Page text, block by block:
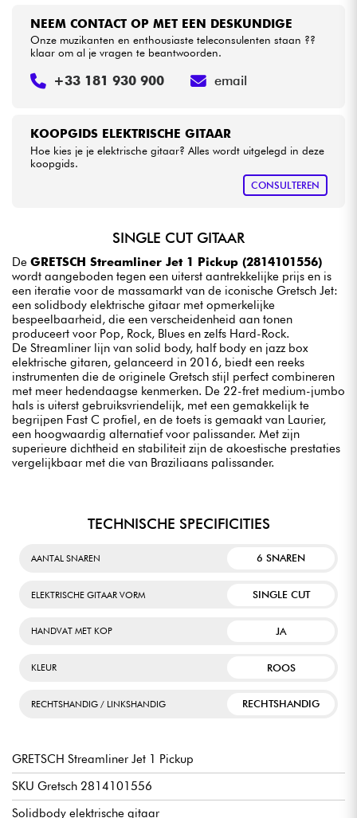
KOOPGIDS ELEKTRISCHE GITAAR
Hoe kies je je elektrische gitaar? Alles wordt uitgelegd in deze
koopgids.
CONSULTEREN
NEEM CONTACT OP MET EEN DESKUNDIGE
Onze muzikanten en enthousiaste teleconsulenten staan ??
klaar om al je vragen te beantwoorden.
+33 181 930 900 email
SINGLE CUT GITAAR
De GRETSCH Streamliner Jet 1 Pickup (2814101556)
wordt aangeboden tegen een uiterst aantrekkelijke prijs en is
een iteratie voor de massamarkt van de iconische Gretsch Jet:
een solidbody elektrische gitaar met opmerkelijke
bespeelbaarheid, die een verscheidenheid aan tonen
produceert voor Pop, Rock, Blues en zelfs Hard-Rock.
De Streamliner lijn van solid body, half body en jazz box
elektrische gitaren, gelanceerd in 2016, biedt een reeks
instrumenten die de originele Gretsch stijl perfect combineren
met meer hedendaagse kenmerken. De 22-fret medium-jumbo
hals is uiterst gebruiksvriendelijk, met een gemakkelijk te
begrijpen Fast C profiel, en de toets is gemaakt van Laurier,
een hoogwaardig alternatief voor palissander. Met zijn
superieure dichtheid en stabiliteit zijn de akoestische prestaties
vergelijkbaar met die van Braziliaans palissander.
TECHNISCHE SPECIFICITIES
AANTAL SNAREN 6 SNAREN
ELEKTRISCHE GITAAR VORM SINGLE CUT
HANDVAT MET KOP JA
KLEUR ROOS
RECHTSHANDIG / LINKSHANDIG RECHTSHANDIG
GRETSCH Streamliner Jet 1 Pickup
SKU Gretsch 2814101556
Solidbody elektrische gitaar